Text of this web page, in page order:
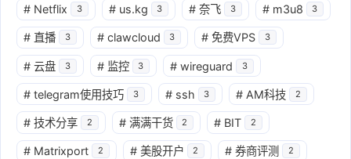
# Netflix 3 # us.kg 3 # 奈飞 3 # m3u8 3
# 直播 3 # clawcloud 3 # 免费VPS 3
# 云盘 3 # 监控 3 # wireguard 3
# telegram使用技巧 3 # ssh 3 # AM科技 2
# 技术分享 2 # 满满干货 2 # BIT 2
# Matrixport 2 # 美股开户 2 # 券商评测 2